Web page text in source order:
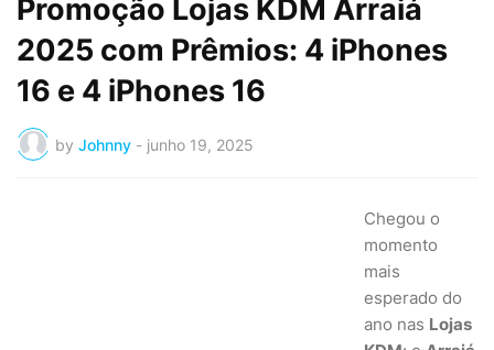
Promoção Lojas KDM Arraiá
2025 com Prêmios: 4 iPhones
16 e 4 iPhones 16
by Johnny - junho 19, 2025
Chegou o
momento
mais
esperado do
ano nas Lojas